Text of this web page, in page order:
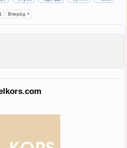
Вперёд >